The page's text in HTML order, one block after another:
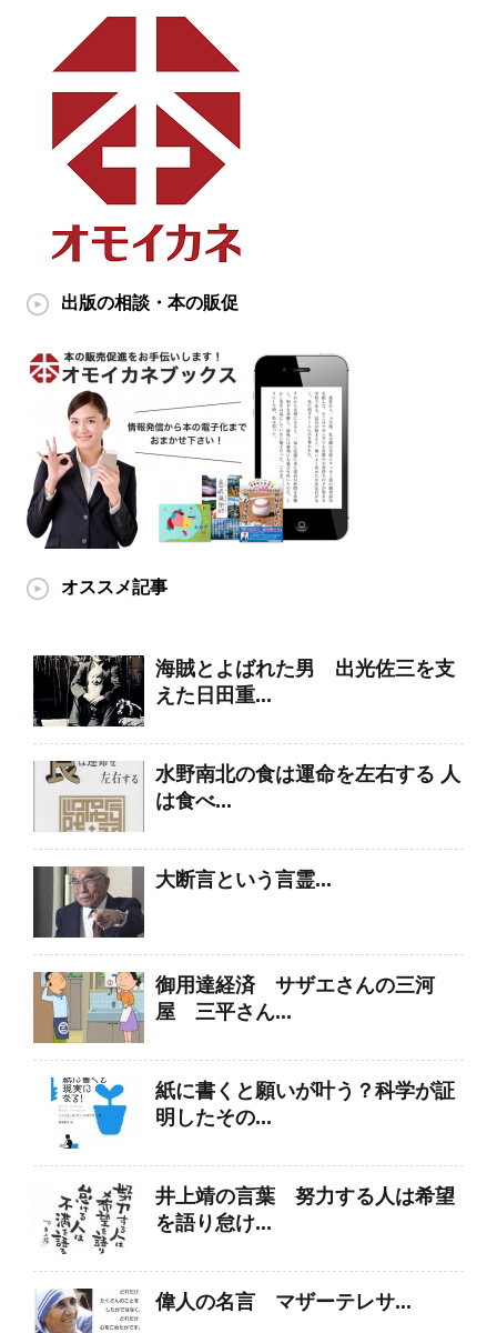
出版の相談・本の販促
オススメ記事
海賊とよばれた男 出光佐三を支
えた日田重...
水野南北の食は運命を左右する 人
は食べ...
大断言という言霊...
御用達経済 サザエさんの三河
屋 三平さん...
紙に書くと願いが叶う？科学が証
明したその...
井上靖の言葉 努力する人は希望
を語り怠け...
偉人の名言 マザーテレサ...